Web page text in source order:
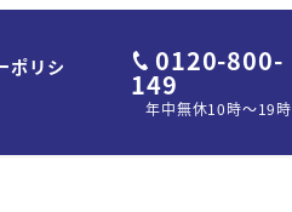
ポリシ
0120-800-
149
年中無休10時～19時